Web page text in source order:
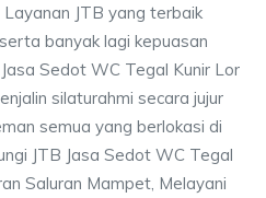
Layanan JTB yang terbaik
banyak lagi kepuasan
Sedot WC Tegal Kunir Lor
silaturahmi secara jujur
semua yang berlokasi di
JTB Jasa Sedot WC Tegal
Saluran Mampet, Melayani